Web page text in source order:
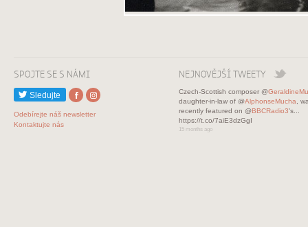
SPOJTE SE S NÁMI
Sledujte
Odebírejte náš newsletter
Kontaktujte nás
NEJNOVĚJŠÍ TWEETY
Czech-Scottish composer @
daughter-in-law of @AlphonseMucha ,
recently featured on @BBCRadio3's...
https://t.co/7aiE3dzGgI
15 months ago